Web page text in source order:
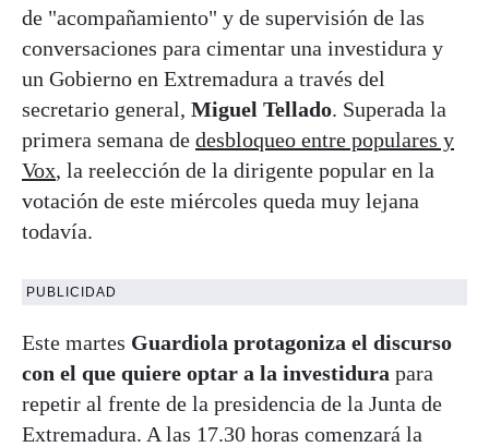
de "acompañamiento" y de supervisión de las
conversaciones para cimentar una investidura y
un Gobierno en Extremadura a través del
secretario general, Miguel Tellado. Superada la
primera semana de desbloqueo entre populares y
Vox, la reelección de la dirigente popular en la
votación de este miércoles queda muy lejana
todavía.
PUBLICIDAD
Este martes Guardiola protagoniza el discurso
con el que quiere optar a la investidura para
repetir al frente de la presidencia de la Junta de
Extremadura. A las 17.30 horas comenzará la